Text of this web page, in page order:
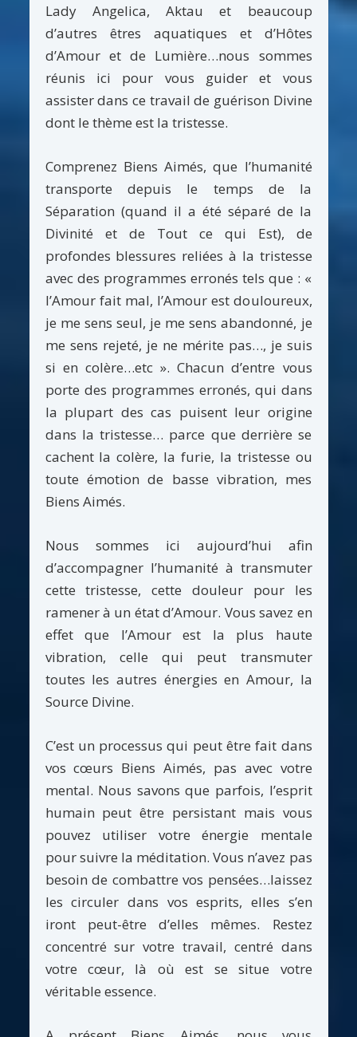
Lady Angelica, Aktau et beaucoup
d’autres êtres aquatiques et d’Hôtes
d’Amour et de Lumière…nous sommes
réunis ici pour vous guider et vous
assister dans ce travail de guérison Divine
dont le thème est la tristesse.
Comprenez Biens Aimés, que l’humanité
transporte depuis le temps de la
Séparation (quand il a été séparé de la
Divinité et de Tout ce qui Est), de
profondes blessures reliées à la tristesse
avec des programmes erronés tels que : «
l’Amour fait mal, l’Amour est douloureux,
je me sens seul, je me sens abandonné, je
me sens rejeté, je ne mérite pas…, je suis
si en colère…etc ». Chacun d’entre vous
porte des programmes erronés, qui dans
la plupart des cas puisent leur origine
dans la tristesse… parce que derrière se
cachent la colère, la furie, la tristesse ou
toute émotion de basse vibration, mes
Biens Aimés.
Nous sommes ici aujourd’hui afin
d’accompagner l’humanité à transmuter
cette tristesse, cette douleur pour les
ramener à un état d’Amour. Vous savez en
effet que l’Amour est la plus haute
vibration, celle qui peut transmuter
toutes les autres énergies en Amour, la
Source Divine.
C’est un processus qui peut être fait dans
vos cœurs Biens Aimés, pas avec votre
mental. Nous savons que parfois, l’esprit
humain peut être persistant mais vous
pouvez utiliser votre énergie mentale
pour suivre la méditation. Vous n’avez pas
besoin de combattre vos pensées…laissez
les circuler dans vos esprits, elles s’en
iront peut-être d’elles mêmes. Restez
concentré sur votre travail, centré dans
votre cœur, là où est se situe votre
véritable essence.